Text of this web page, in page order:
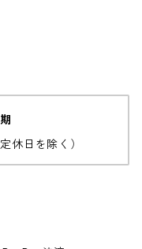
休日を除く）